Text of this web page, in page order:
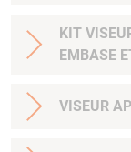
KIT
EMBASE
VISEUR